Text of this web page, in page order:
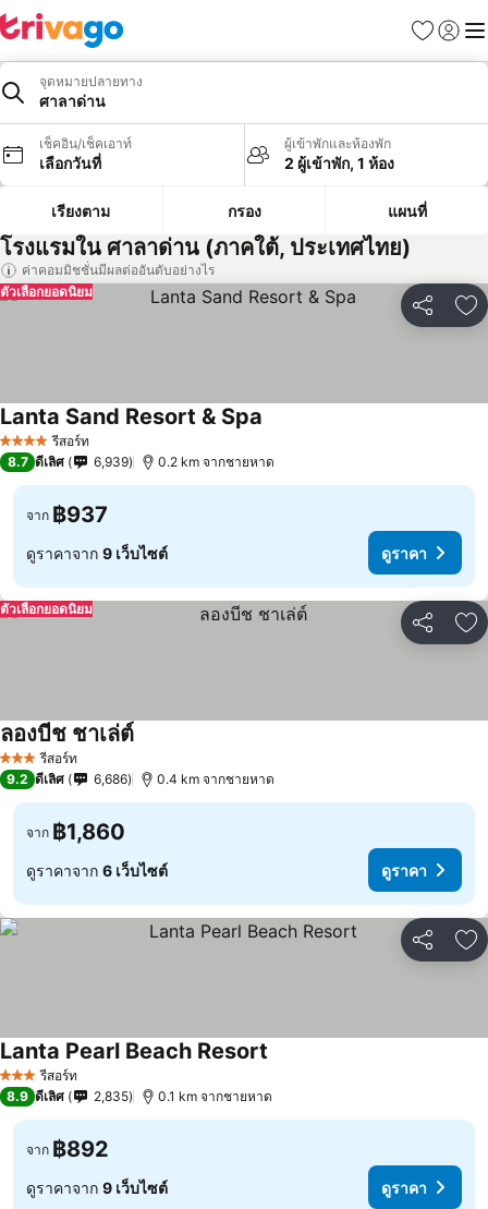
รายการโป
เข้าสู่ร
เมนู
จุดหมายปลายทาง
ศาลาด่าน
เช็คอิน/เช็คเอาท์
เลือกวันที่
ผู้เข้าพักและห้องพัก
2 ผู้เข้าพัก, 1 ห้อง
เรียงตาม กรอง แผนที่
โรงแรมใน ศาลาด่าน (ภาคใต้, ประเทศไทย)
ค่าคอมมิชชั่นมีผลต่ออันดับอย่างไร
แชร์ เ
ตัวเลือกยอดนิยม
4 ดาว รีสอร์ท
Lanta Sand Resort & Spa
8.7 ดีเลิศ 6,939 0.2 km จากชายหาด
จาก ฿937
ดูราคาจาก 9 เว็บไซต์ ดูราคา
แชร์ เ
ตัวเลือกยอดนิยม
3 ดาว รีสอร์ท
ลองบีช ชาเล่ต์
9.2 ดีเลิศ 6,686 0.4 km จากชายหาด
จาก ฿1,860
ดูราคาจาก 6 เว็บไซต์ ดูราคา
แชร์ เ
3 ดาว รีสอร์ท
Lanta Pearl Beach Resort
8.9 ดีเลิศ 2,835 0.1 km จากชายหาด
จาก ฿892
ดูราคาจาก 9 เว็บไซต์ ดูราคา